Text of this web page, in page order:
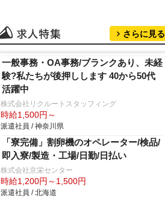
さらに見る
一般事務・OA事務/ブランクあり、未経
験?私たちが後押しします 40から50代
活躍中
株式会社リクルートスタッフィング
時給1,500円～
派遣社員 / 神奈川県
「寮完備」割卵機のオペレーター/検品/
即入寮/製造・工場/日勤/日払い
株式会社京栄センター
時給1,200円～1,500円
派遣社員 / 北海道